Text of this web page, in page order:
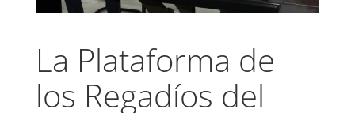
La Plataforma de
los Regadíos del